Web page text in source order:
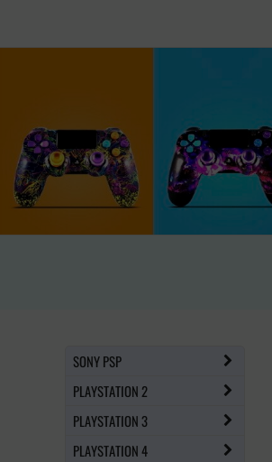
SONY PSP
PLAYSTATION 2
PLAYSTATION 3
PLAYSTATION 4